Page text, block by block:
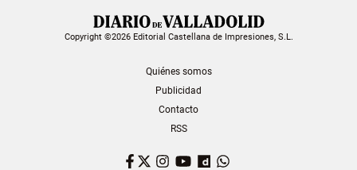
Copyright ©2026 Editorial Castellana de Impresiones, S.L.
Quiénes somos
Publicidad
Contacto
RSS
Facebook
TwitterInstagram
YouTubeDailymotion